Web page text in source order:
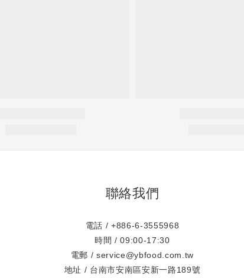
聯絡我們
電話 / +886-6-3555968
時間 / 09:00-17:30
電郵 / service@ybfood.com.tw
地址 / 台南市安南區安新一路189號